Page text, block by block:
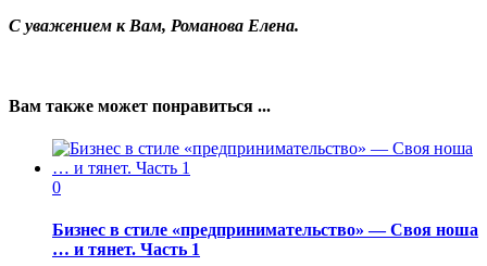
С уважением к Вам, Романова Елена.
Вам также может понравиться ...
0
Бизнес в стиле «предпринимательство» — Своя ноша
… и тянет. Часть 1